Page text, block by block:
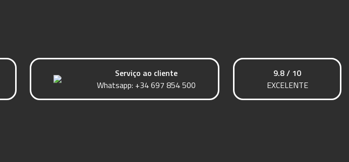
Serviço ao cliente
Whatsapp: +34 697 854 500
9.8 / 10
EXCELENTE